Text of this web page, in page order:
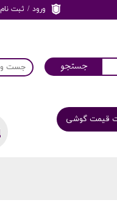
ورود / ثبت نام
سفارشات
قیمت گوشی
جستجو